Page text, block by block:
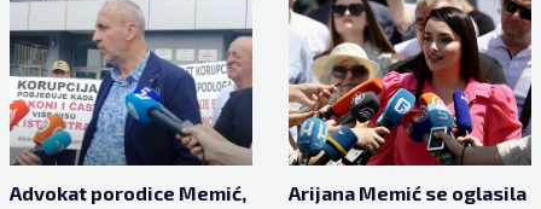
Advokat porodice Memić,
Arijana Memić se oglasila